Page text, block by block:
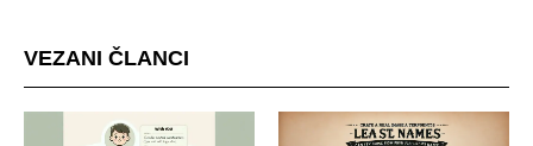
VEZANI ČLANCI